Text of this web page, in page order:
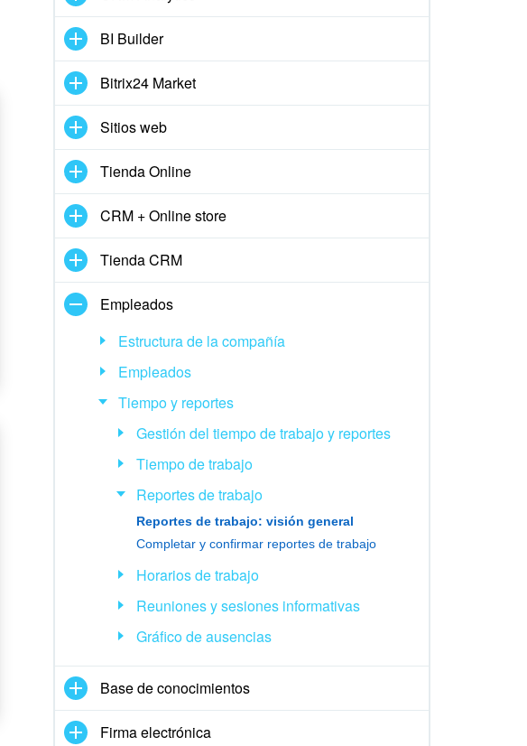
BI Builder
Bitrix24 Market
Sitios web
Tienda Online
CRM + Online store
Tienda CRM
Empleados
Estructura de la compañía
Empleados
Tiempo y reportes
Gestión del tiempo de trabajo y reportes
Tiempo de trabajo
Reportes de trabajo
Reportes de trabajo: visión general
Completar y confirmar reportes de trabajo
Horarios de trabajo
Reuniones y sesiones informativas
Gráfico de ausencias
Base de conocimientos
Firma electrónica